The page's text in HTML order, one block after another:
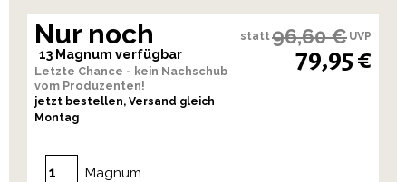
Nur noch
13 Magnum verfügbar
Letzte Chance - kein Nachschub
vom Produzenten!
jetzt bestellen, Versand gleich
Montag
statt96,60 € UVP
79,95 €
Magnum